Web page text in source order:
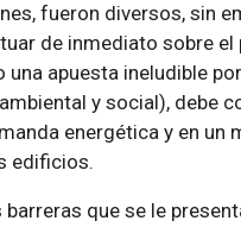
fueron diversos, sin
de inmediato sobre el
apuesta ineludible
y social), debe
energética y en un
edificios.
que se le